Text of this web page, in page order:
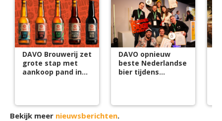
DAVO Brouwerij zet
grote stap met
aankoop pand in
DAVO opnieuw
beste Nederlandse
bier tijdens
Bekijk meer nieuwsberichten.